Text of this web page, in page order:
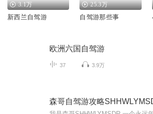
3.1万
新西兰自驾游
25.3万
自驾游那些事
欧洲六国自驾游
37 3.9万
森哥自驾游攻略